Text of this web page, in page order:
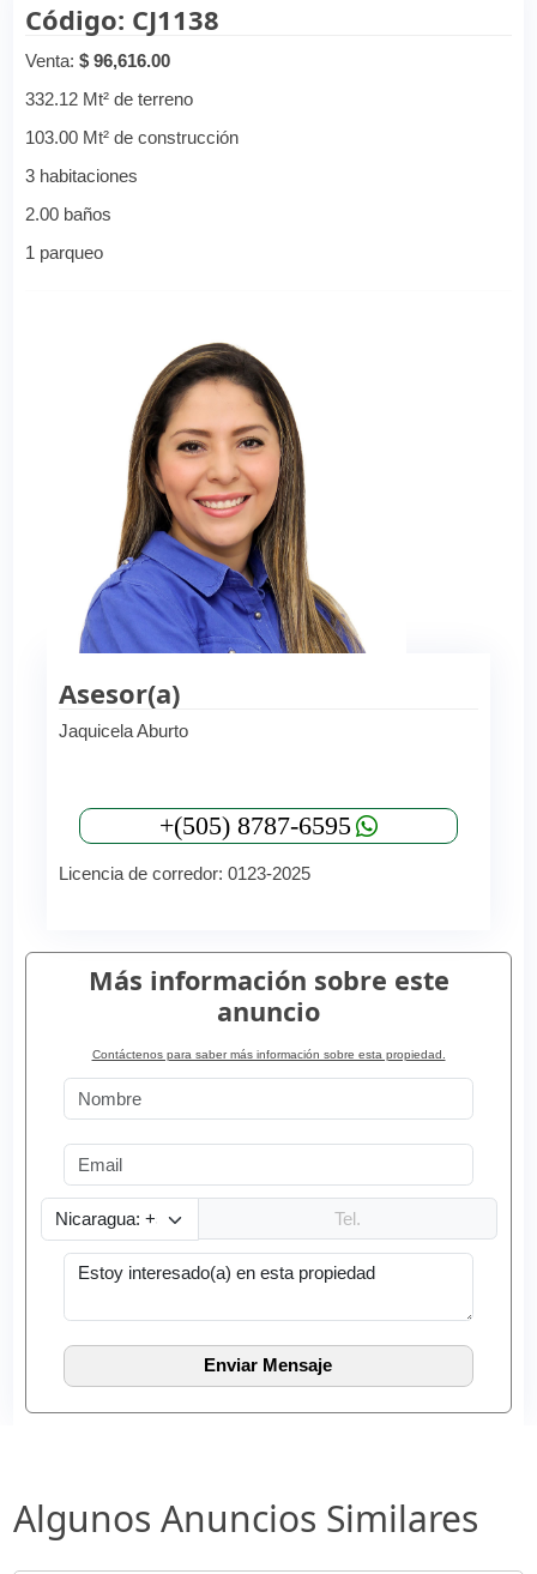
Código: CJ1138
Venta:$ 96,616.00
332.12 Mt² de terreno
103.00 Mt² de construcción
3 habitaciones
2.00 baños
1 parqueo
Asesor(a)
Jaquicela Aburto
+(505) 8787-6595
Licencia de corredor: 0123-2025
Más información sobre este
anuncio
Contáctenos para saber más información sobre esta propiedad.
Algunos Anuncios Similares